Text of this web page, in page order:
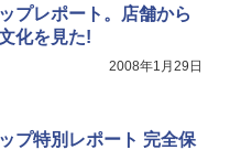
プレポート。店舗から
化を見た!
2008年1月29日
プ特別レポート 完全保